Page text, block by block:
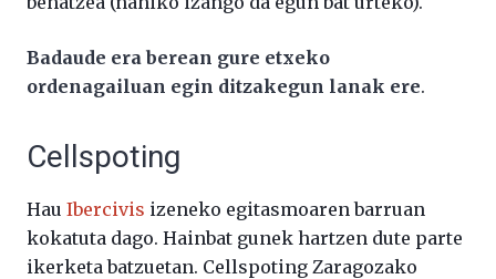
Badaude era berean gure etxeko
ordenagailuan egin ditzakegun lanak ere.
Cellspoting
Hau Ibercivis izeneko egitasmoaren barruan
kokatuta dago. Hainbat gunek hartzen dute parte
ikerketa batzuetan. Cellspoting Zaragozako